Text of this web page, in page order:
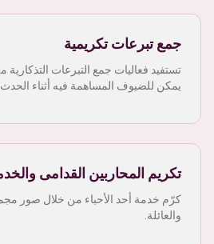
جمع تبرعات تكريمية
تستفيد فعاليات جمع التبرعات
يمكن للضيوف المساهمة فيه أثناء
تكريم المحاربين القدامى
كرّم خدمة أحد الأحباء من خلال صور
والعائلة.